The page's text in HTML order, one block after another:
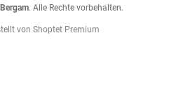
von Shoptet Premium
Bergam. Alle Rechte vorbehalten.